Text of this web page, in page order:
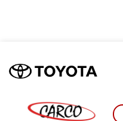
contenido